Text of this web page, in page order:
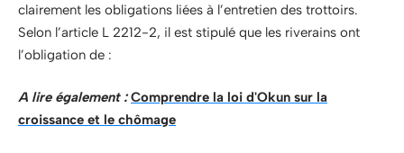
clairement les obligations liées à l’entretien des trottoirs.
Selon l’article L 2212-2, il est stipulé que les riverains ont
l’obligation de :
A lire également : Comprendre la loi d'Okun sur la
croissance et le chômage